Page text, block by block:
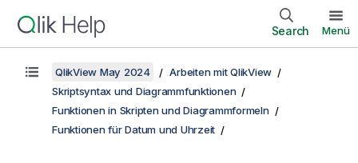
Search Menü
QlikView May 2024
Arbeiten mit QlikView
Skriptsyntax und Diagrammfunktionen
Funktionen in Skripten und Diagrammformeln
Funktionen für Datum und Uhrzeit